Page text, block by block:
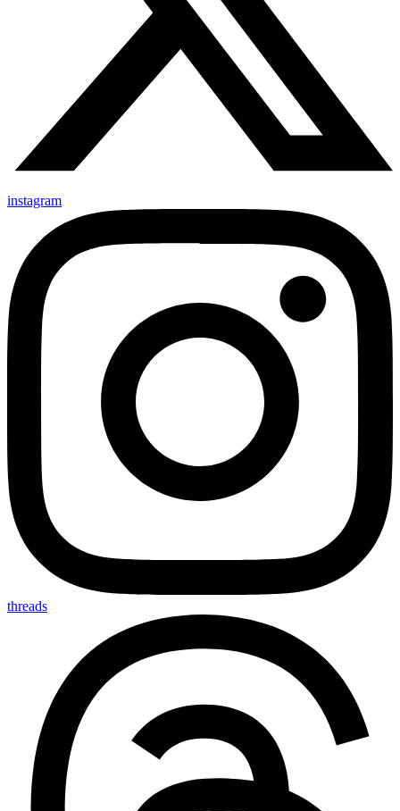
instagram
threads